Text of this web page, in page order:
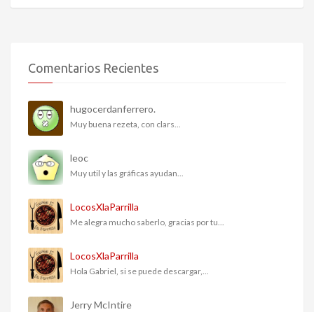
Comentarios Recientes
hugocerdanferrero.
Muy buena rezeta, con clars...
leoc
Muy util y las gráficas ayudan...
LocosXlaParrilla
Me alegra mucho saberlo, gracias por tu...
LocosXlaParrilla
Hola Gabriel, si se puede descargar,...
Jerry McIntire